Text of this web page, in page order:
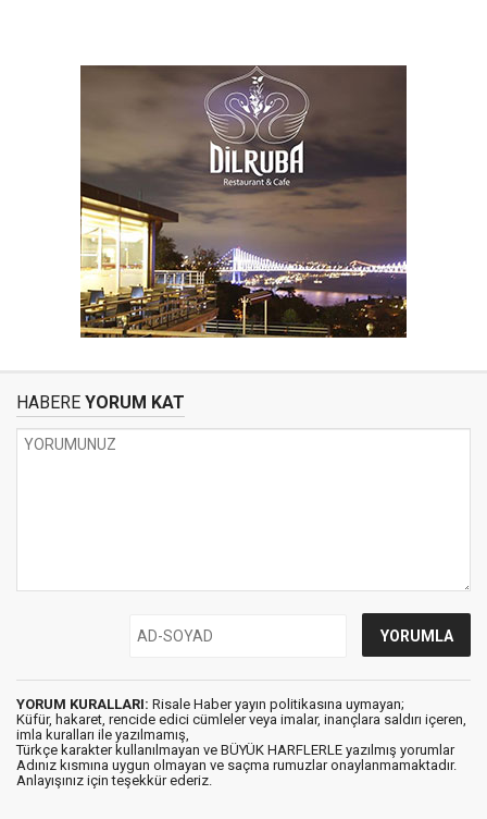
HABERE YORUM KAT
YORUM KURALLARI: Risale Haber yayın politikasına uymayan;
Küfür, hakaret, rencide edici cümleler veya imalar, inançlara saldırı içeren,
imla kuralları ile yazılmamış,
Türkçe karakter kullanılmayan ve BÜYÜK HARFLERLE yazılmış yorumlar
Adınız kısmına uygun olmayan ve saçma rumuzlar onaylanmamaktadır.
Anlayışınız için teşekkür ederiz.